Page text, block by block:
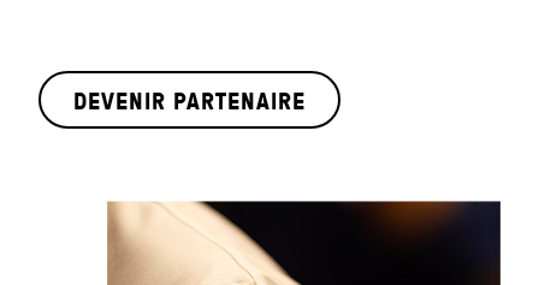
DEVENIR PARTENAIRE